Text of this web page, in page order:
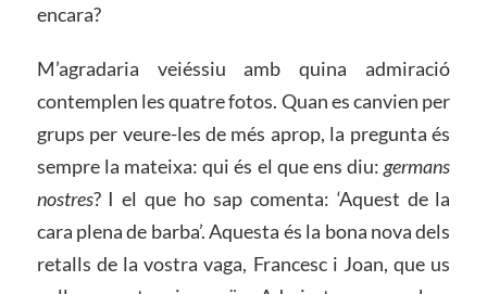
encara?
M’agradaria veiéssiu amb quina admiració
contemplen les quatre fotos. Quan es canvien per
grups per veure-les de més aprop, la pregunta és
sempre la mateixa: qui és el que ens diu:germans
nostres? I el que ho sap comenta: ‘Aquest de la
cara plena de barba’. Aquesta és la bona nova dels
retalls de la vostra vaga, Francesc i Joan, que us